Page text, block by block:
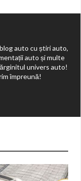
auto cu știri auto,
auto și multe
univers auto!
împreună!